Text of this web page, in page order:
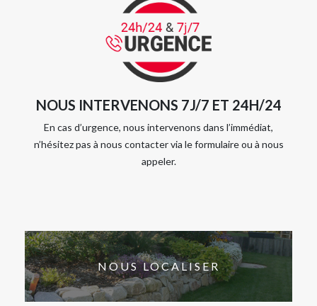
NOUS INTERVENONS 7J/7 ET 24H/24
En cas d’urgence, nous intervenons dans l’immédiat,
n’hésitez pas à nous contacter via le formulaire ou à nous
appeler.
NOUS LOCALISER